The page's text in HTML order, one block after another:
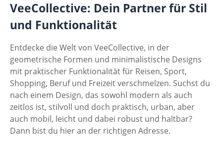
VeeCollective: Dein Partner für Stil
und Funktionalität
Entdecke die Welt von VeeCollective, in der
geometrische Formen und minimalistische Designs
mit praktischer Funktionalität für Reisen, Sport,
Shopping, Beruf und Freizeit verschmelzen. Suchst du
nach einem Design, das sowohl modern als auch
zeitlos ist, stilvoll und doch praktisch, urban, aber
auch mobil, leicht und dabei robust und haltbar?
Dann bist du hier an der richtigen Adresse.